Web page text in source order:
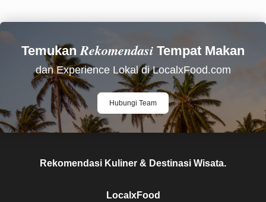
TemukanRekomendasi Tempat Makan
dan Experience Lokal di LocalxFood.com
Hubungi Team
Rekomendasi Kuliner & Destinasi Wisata.
LocalxFood